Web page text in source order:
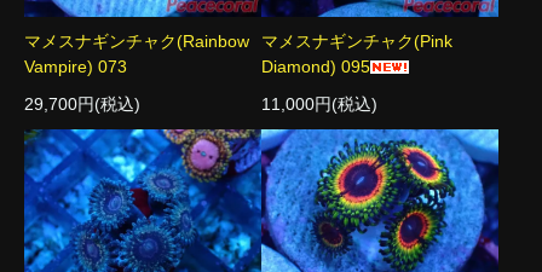
マメスナギンチャク(Rainbow
Vampire) 073
29,700円(税込)
マメスナギンチャク(Pink
Diamond) 095
11,000円(税込)